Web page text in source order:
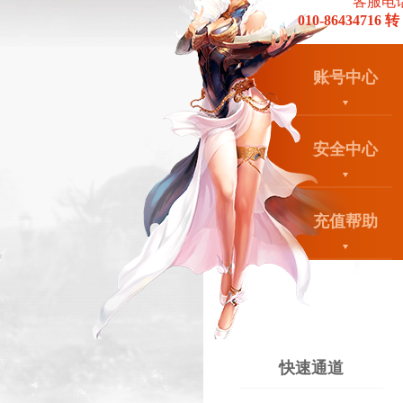
010-86434716 转
账号中心
安全中心
充值帮助
快速通道